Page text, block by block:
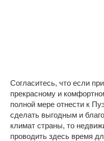
Согласитесь, что если
прекрасному и
полной мере отнести к
сделать выгодным и
климат страны, то
проводить здесь время